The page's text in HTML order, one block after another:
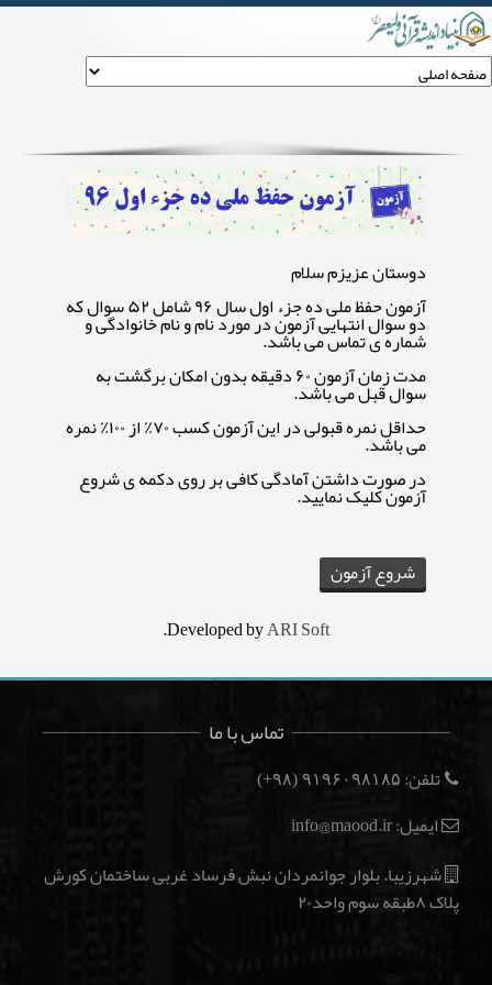
دوستان عزیزم سلام
آزمون حفظ ملی ده جزء اول سال ۹۶ شامل ۵۲ سوال که
دو سوال انتهایی آزمون در مورد نام و نام خانوادگی و
شماره ی تماس می باشد.
مدت زمان آزمون ۶۰ دقیقه بدون امکان برگشت بهسوال قبل می باشد.
حداقل نمره قبولی در این آزمون کسب ۷۰٪ از ۱۰۰٪ نمره
می باشد.
در صورت داشتن آمادگی کافی بر روی دکمه ی شروع
آزمون کلیک نمایید.
Developed byARI Soft
.
تماس با ما
تلفن: ۹۱۹۶۰۹۸۱۸۵ (۹۸+)
ایمیل: info@maood.ir
شهرزیبا. بلوار جوانمردان نبش فرساد غربی ساختمان کورش
پلاک ۸طبقه سوم واحد۲۰